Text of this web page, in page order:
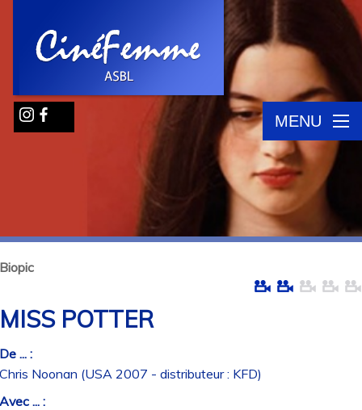
MENU
POTTER
... :
Noonan (USA 2007 - distributeur : KFD)
... :